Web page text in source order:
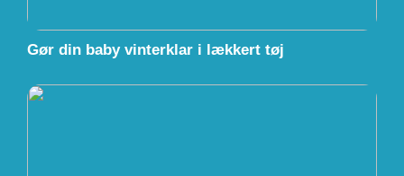
Gør din baby vinterklar i lækkert tøj